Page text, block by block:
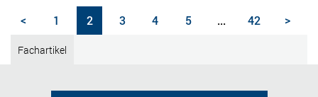
< 1 2 3 4 5 ... 42 >
Fachartikel